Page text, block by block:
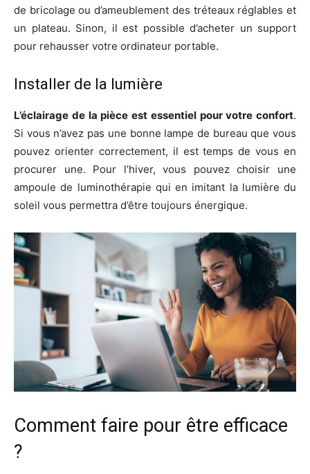
de bricolage ou d’ameublement des tréteaux réglables et
un plateau. Sinon, il est possible d’acheter un support
pour rehausser votre ordinateur portable.
Installer de la lumière
L’éclairage de la pièce est essentiel pour votre confort.
Si vous n’avez pas une bonne lampe de bureau que vous
pouvez orienter correctement, il est temps de vous en
procurer une. Pour l’hiver, vous pouvez choisir une
ampoule de luminothérapie qui en imitant la lumière du
soleil vous permettra d’être toujours énergique.
Comment faire pour être efficace
?